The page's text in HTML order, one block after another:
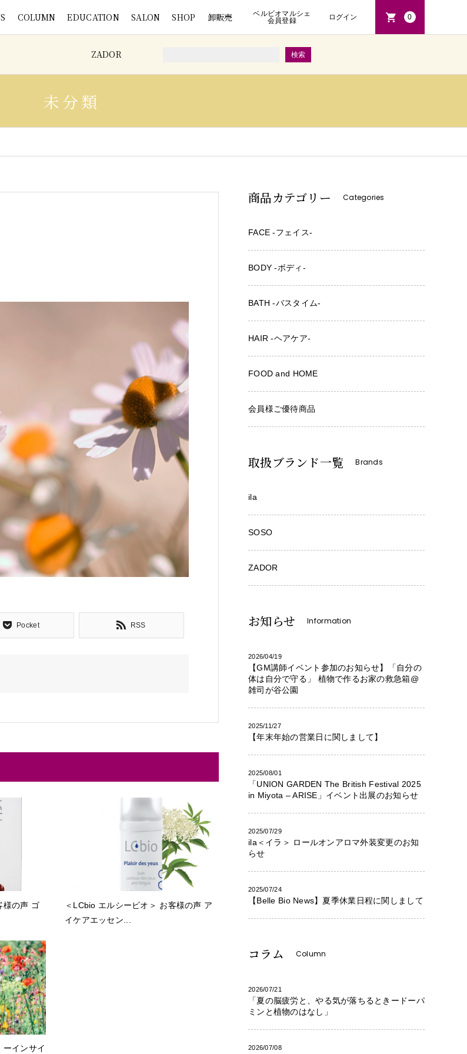
COLUMN EDUCATION SALON SHOP 卸販売
ベルビオマルシェ
会員登録
ログイン 0
ZADOR
未分類
Pocket RSS
様の声 ゴ
＜LCbio エルシービオ＞ お客様の声 ア
イケアエッセン...
ーインサイ
商品カテゴリー Categories
FACE -フェイス-
BODY -ボディ-
BATH -バスタイム-
HAIR -ヘアケア-
FOOD and HOME
会員様ご優待商品
取扱ブランド一覧 Brands
ila
SOSO
ZADOR
お知らせ Information
2026/04/19
【GM講師イベント参加のお知らせ】「自分の
体は自分で守る」 植物で作るお家の救急箱@
雑司が谷公園
2025/11/27
【年末年始の営業日に関しまして】
2025/08/01
「UNION GARDEN The British Festival 2025
in Miyota – ARISE」イベント出展のお知らせ
2025/07/29
ila＜イラ＞ ロールオンアロマ外装変更のお知
らせ
2025/07/24
【Belle Bio News】夏季休業日程に関しまして
コラム Column
2026/07/21
「夏の脳疲労と、やる気が落ちるときードーパ
ミンと植物のはなし」
2026/07/08